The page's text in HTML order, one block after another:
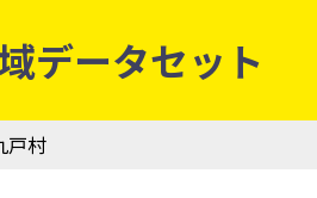
データセット
戸村